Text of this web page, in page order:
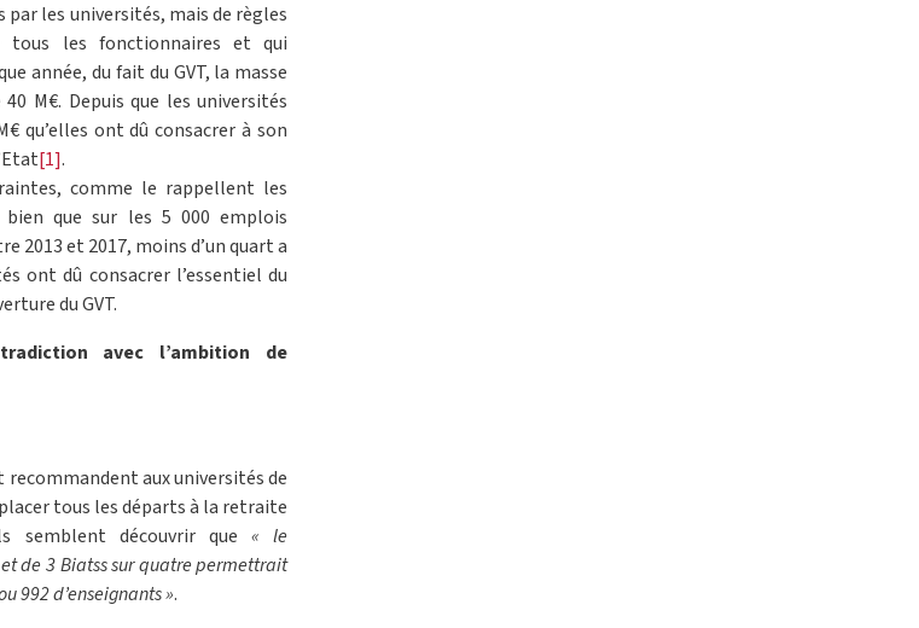
par les universités, mais de règles
tous les fonctionnaires et qui
année, du fait du GVT, la masse
M€. Depuis que les universités
qu’elles ont dû consacrer à son
[1].
comme le rappellent les
que sur les 5 000 emplois
2013 et 2017, moins d’un quart a
ont dû consacrer l’essentiel du
du GVT.
avec l’ambition de
aux universités de
tous les départs à la retraite
semblent découvrir que« le
de 3 Biatss sur quatre permettrait
992 d’enseignants ».